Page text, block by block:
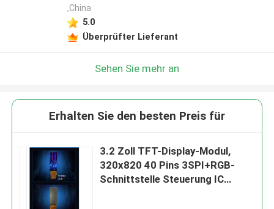
,China
5.0
Überprüfter Lieferant
Sehen Sie mehr an
Erhalten Sie den besten Preis für
3.2 Zoll TFT-Display-Modul,
320x820 40 Pins 3SPI+RGB-
Schnittstelle Steuerung IC